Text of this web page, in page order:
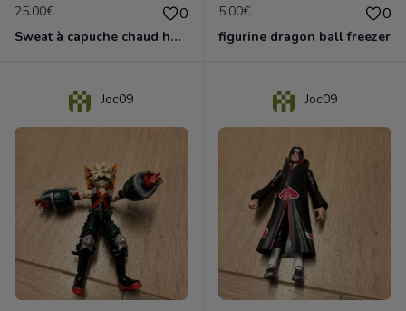
25.00€ 0
Sweat à capuche chaud homme star wars
5.00€ 0
figurine dragon ball freezer
Joc09 Joc09